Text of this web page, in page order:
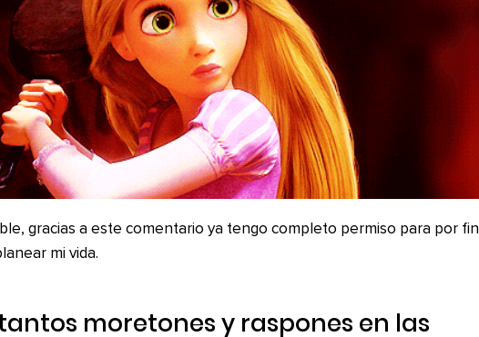
gracias a este comentario ya tengo completo permiso para por fin
mi vida.
moretones y raspones en las